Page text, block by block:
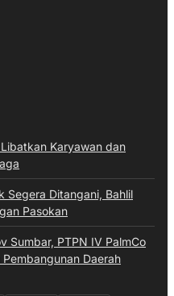
Karyawan dan
Segera Ditangani, Bahlil
Pasokan
Sumbar, PTPN IV PalmCo
Daerah